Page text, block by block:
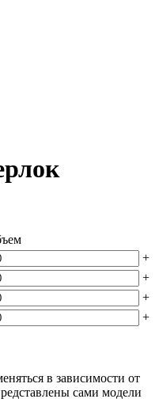
+
+
+
+
в зависимости от
сами модели